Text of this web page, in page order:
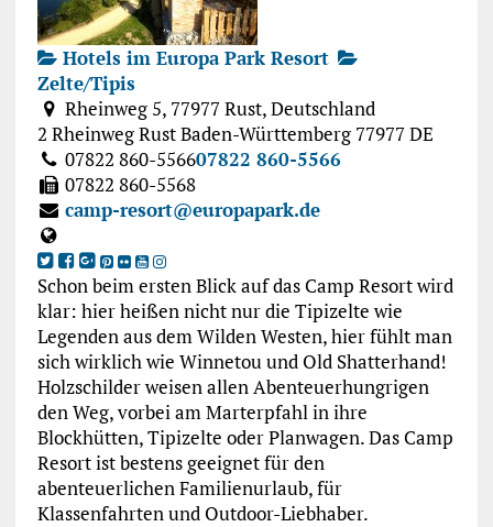
Hotels im Europa Park Resort
Zelte/Tipis
Rheinweg 5, 77977 Rust, Deutschland
2 RheinwegRustBaden-Württemberg 77977 DE
07822 860-556607822 860-5566
07822 860-5568
camp-resort@europapark.de
Schon beim ersten Blick auf das Camp Resort wird
klar: hier heißen nicht nur die Tipizelte wie
Legenden aus dem Wilden Westen, hier fühlt man
sich wirklich wie Winnetou und Old Shatterhand!
Holzschilder weisen allen Abenteuerhungrigen
den Weg, vorbei am Marterpfahl in ihre
Blockhütten, Tipizelte oder Planwagen. Das Camp
Resort ist bestens geeignet für den
abenteuerlichen Familienurlaub, für
Klassenfahrten und Outdoor-Liebhaber.